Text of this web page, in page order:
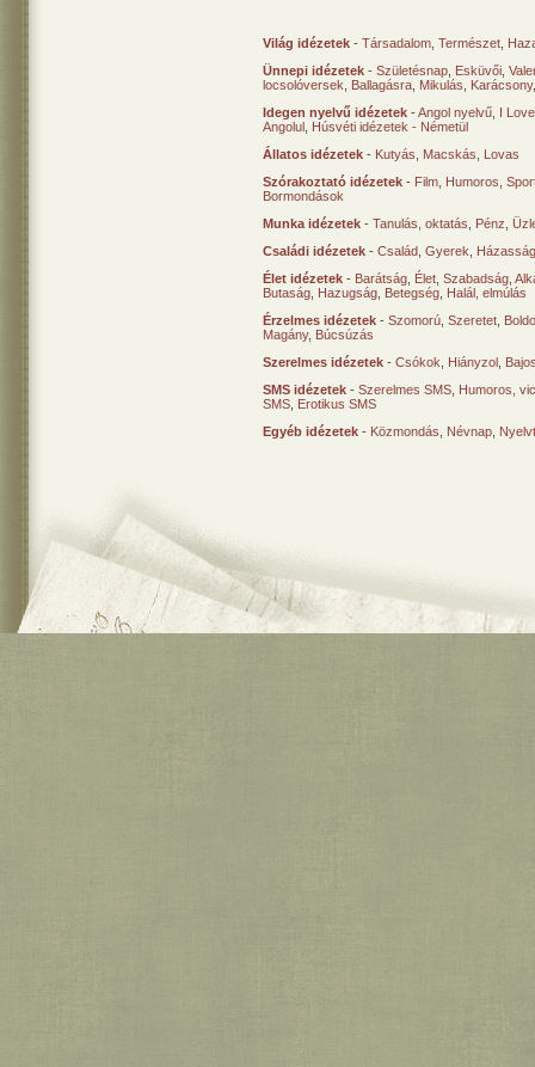
Világ idézetek - Társadalom Természet
Ünnepi idézetek - Születésnap Esküvői
locsolóversek
Ballagásra Mikulás Karácsony
Idegen nyelvű idézetek -Angol nyelvű I
Angolul Húsvéti idézetek - Németül
Állatos idézetek - Kutyás Macskás
Lovas
Szórakoztató idézetek - Film Humoros
Bormondások
Munka idézetek - Tanulás, oktatás Pénz
Családi idézetek - Család Gyerek
Élet idézetek - Barátság Élet Szabadság
Butaság Hazugság Betegség Halál, elmúlás
Érzelmes idézetek - Szomorú Szeretet
Magány, Búcsúzás
Szerelmes idézetek - Csókok Hiányzol
SMS idézetek - Szerelmes SMS Humoros,
SMS Erotikus SMS
Egyéb idézetek - Közmondás Névnap